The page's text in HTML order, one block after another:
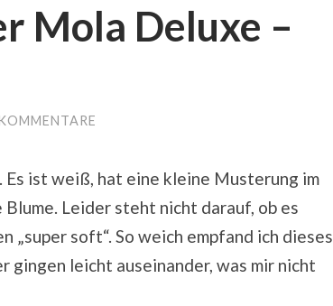
Mola Deluxe –
ist weiß, hat eine kleine Musterung im
Leider steht nicht darauf, ob es
soft“. So weich empfand ich dieses
gingen leicht auseinander, was mir nicht